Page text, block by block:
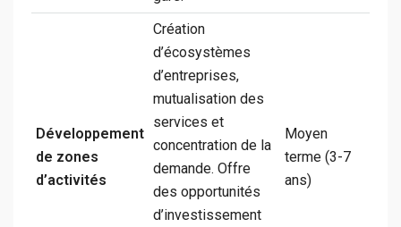
Développement
de zones
d’activités
Création
d’écosystèmes
d’entreprises,
mutualisation des
services et
concentration de la
demande. Offre
des opportunités
d’investissement
Moyen
terme (3-7
ans)